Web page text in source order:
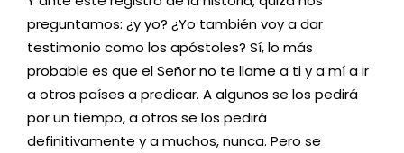
preguntamos: ¿y yo? ¿Yo también voy a dar
testimonio como los apóstoles? Sí, lo más
probable es que el Señor no te llame a ti y a mí a ir
a otros países a predicar. A algunos se los pedirá
por un tiempo, a otros se los pedirá
definitivamente y a muchos, nunca. Pero se